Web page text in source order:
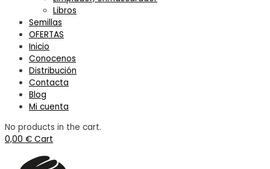
Libros
Semillas
OFERTAS
Inicio
Conocenos
Distribución
Contacta
Blog
Mi cuenta
No products in the cart.
0,00 € Cart